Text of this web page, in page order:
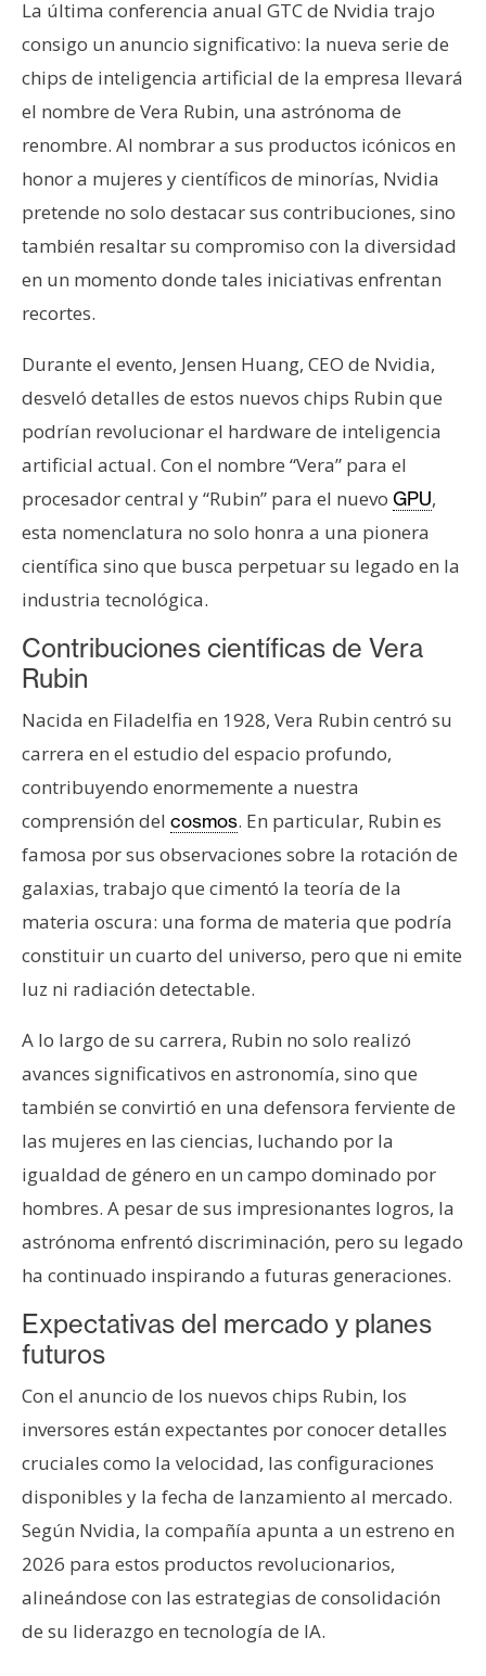
P
r
n
s
a
T
e
m
s
R
e
c
r
s
o
s
C
o
n
t
t
o
y
P
b
l
c
i
d
a
d
La última conferencia anual GTC de Nvidia trajo
consigo un anuncio significativo: la nueva serie de
chips de inteligencia artificial de la empresa llevará
el nombre de Vera Rubin, una astrónoma de
renombre. Al nombrar a sus productos icónicos en
honor a mujeres y científicos de minorías, Nvidia
pretende no solo destacar sus contribuciones, sino
también resaltar su compromiso con la diversidad
en un momento donde tales iniciativas enfrentan
recortes.
Durante el evento, Jensen Huang, CEO de Nvidia,
desveló detalles de estos nuevos chips Rubin que
podrían revolucionar el hardware de inteligencia
artificial actual. Con el nombre “Vera” para el
procesador central y “Rubin” para el nuevo GPU,
esta nomenclatura no solo honra a una pionera
científica sino que busca perpetuar su legado en la
industria tecnológica.
Contribuciones científicas de Vera
Rubin
Nacida en Filadelfia en 1928, Vera Rubin centró su
carrera en el estudio del espacio profundo,
contribuyendo enormemente a nuestra
comprensión del cosmos. En particular, Rubin es
famosa por sus observaciones sobre la rotación de
galaxias, trabajo que cimentó la teoría de la
materia oscura: una forma de materia que podría
constituir un cuarto del universo, pero que ni emite
luz ni radiación detectable.
A lo largo de su carrera, Rubin no solo realizó
avances significativos en astronomía, sino que
también se convirtió en una defensora ferviente de
las mujeres en las ciencias, luchando por la
igualdad de género en un campo dominado por
hombres. A pesar de sus impresionantes logros, la
astrónoma enfrentó discriminación, pero su legado
ha continuado inspirando a futuras generaciones.
Expectativas del mercado y planes
futuros
Con el anuncio de los nuevos chips Rubin, los
inversores están expectantes por conocer detalles
cruciales como la velocidad, las configuraciones
disponibles y la fecha de lanzamiento al mercado.
Según Nvidia, la compañía apunta a un estreno en
2026 para estos productos revolucionarios,
alineándose con las estrategias de consolidación
de su liderazgo en tecnología de IA.